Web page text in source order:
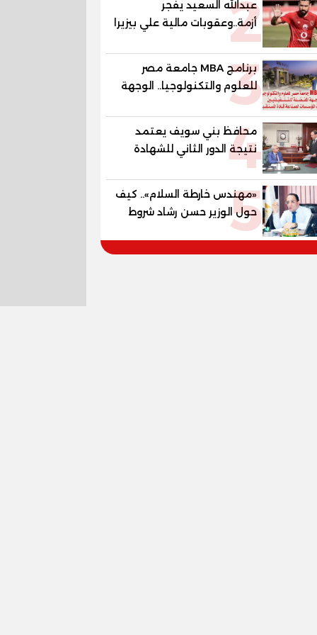
«جاد جمينت يوإن»
2
عبدالله السعيد يفجر
أزمة..وعقوبات مالية علي بيزيرا
وبانزا
3
برنامج MBA جامعة مصر
للعلوم والتكنولوجيا.. الوجهة
المفضلة للتنفيذيين وقيادات
المؤسسات لصناعة قادة
المستقبل
4
محافظ بني سويف يعتمد
نتيجة الدور الثاني للشهادة
الإعدادية العامة بنسبة
79.9% نظامي ...و69.55%
منازل.. و70.56% للمهنية ..
و100% للصُم وضعاف السمع
والنور للمكفوفين
5
«مهندس خارطة السلام».. كيف
حول الوزير حسن رشاد شروط
الحرب المعقدة إلى "خارطة